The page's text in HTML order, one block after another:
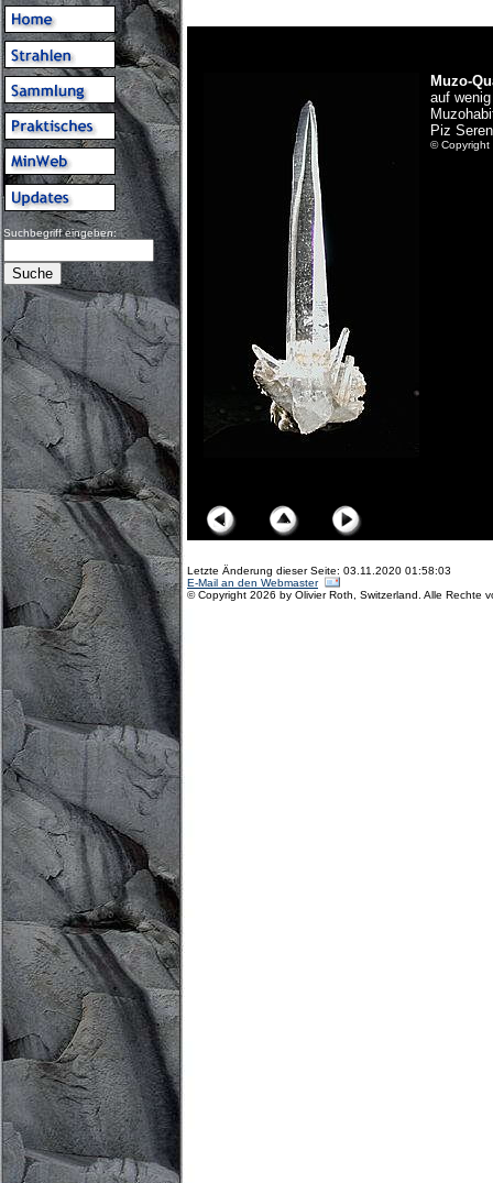
Suchbegriff eingeben:
Muzo-
auf
Piz
© Copyright
Letzte Änderung dieser Seite: 03.11.2020 01:58:03
E-Mail an den Webmaster
© Copyright 2026 by Olivier Roth, Switzerland. Alle Rechte